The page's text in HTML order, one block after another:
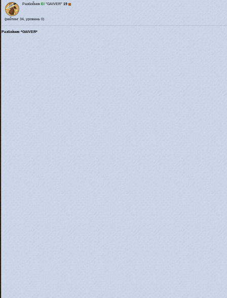
Разбойник El *GAIVER* 19
(рейтинг 34, уровень 0)
Разбойник *GAIVER*